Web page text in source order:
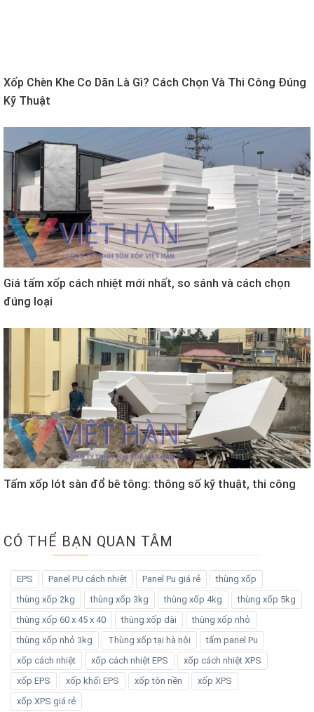
Xốp Chèn Khe Co Dãn Là Gì? Cách Chọn Và Thi Công Đúng
Kỹ Thuật
Giá tấm xốp cách nhiệt mới nhất, so sánh và cách chọn
đúng loại
Tấm xốp lót sàn đổ bê tông: thông số kỹ thuật, thi công
CÓ THỂ BẠN QUAN TÂM
EPS Panel PU cách nhiệt Panel Pu giá rẻ
thùng xốp
thùng xốp 2kg
thùng xốp 3kg thùng xốp 4kg
thùng xốp 5kg
thùng xốp 60 x 45 x 40
thùng xốp dài
thùng xốp nhỏ
thùng xốp nhỏ 3kg
Thùng xốp tại hà nội
tấm panel Pu
xốp cách nhiệt
xốp cách nhiệt EPS
xốp cách nhiệt XPS
xốp EPS
xốp khối EPS xốp tôn nền
xốp XPS
xốp XPS giá rẻ